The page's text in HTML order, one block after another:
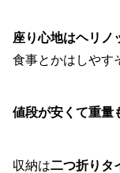
座り心地はヘリノ
食事とかはしやす
値段が安くて重量
収納は二つ折りタ